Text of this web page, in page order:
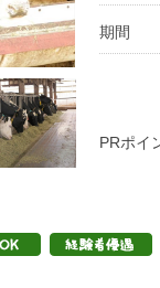
期間
PRポイ